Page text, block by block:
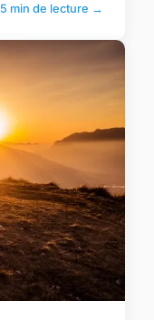
5 min de lecture →